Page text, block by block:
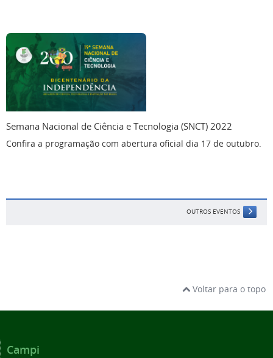
Semana Nacional de Ciência e Tecnologia (SNCT) 2022
Confira a programação com abertura oficial dia 17 de outubro.
OUTROS EVENTOS
Voltar para o topo
Campi